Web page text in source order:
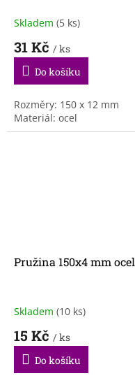
Skladem (5 ks)
31 Kč / ks
Do košíku
Rozměry: 150 x 12 mm
Materiál: ocel
Pružina 150x4 mm ocel
Skladem (10 ks)
15 Kč / ks
Do košíku